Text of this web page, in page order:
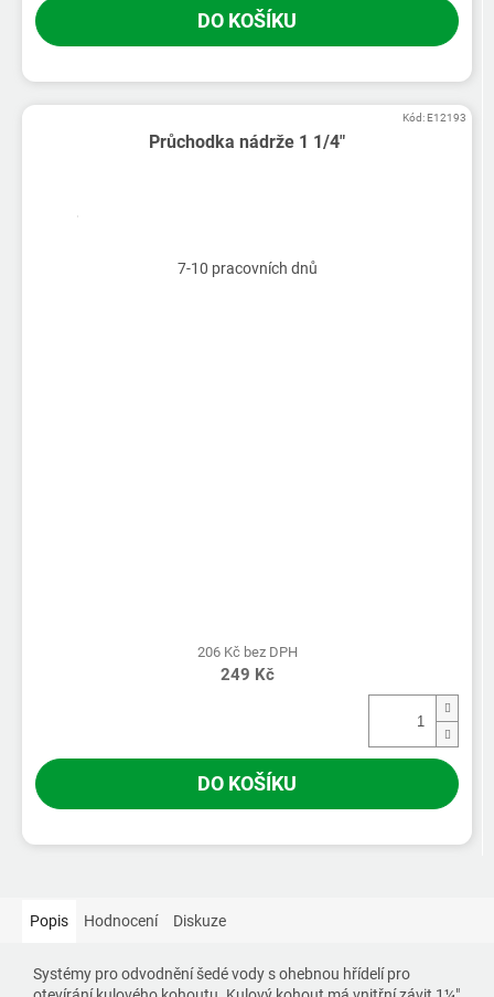
DO KOŠÍKU
Průchodka nádrže 1 1/4"
7-10 pracovních dnů
206 Kč bez DPH
249 Kč
DO KOŠÍKU
Kód: E12193
Popis Hodnocení Diskuze
Systémy pro odvodnění šedé vody s ohebnou hřídelí pro